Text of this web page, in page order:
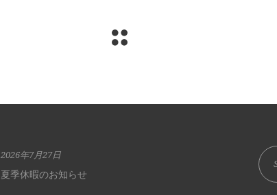
2026年7月27日
夏季休暇のお知らせ